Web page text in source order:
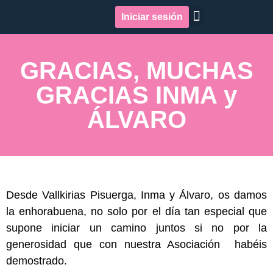
Iniciar sesión
GRACIAS, MUCHAS
GRACIAS INMA y
ÁLVARO
Desde Vallkirias Pisuerga, Inma y Álvaro, os damos
la enhorabuena, no solo por el día tan especial que
supone iniciar un camino juntos si no por la
generosidad que con nuestra Asociación habéis
demostrado.